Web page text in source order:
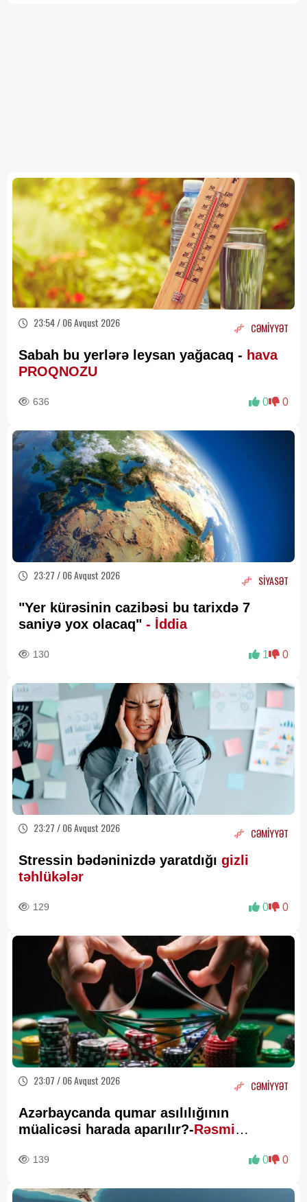
23:54 / 06 Avqust 2026 CƏMİYYƏT
Sabah bu yerlərə leysan yağacaq - hava
PROQNOZU
636 0 0
23:27 / 06 Avqust 2026 SİYASƏT
"Yer kürəsinin cazibəsi bu tarixdə 7
saniyə yox olacaq" - İddia
130 1 0
23:27 / 06 Avqust 2026 CƏMİYYƏT
Stressin bədəninizdə yaratdığı gizli
təhlükələr
129 0 0
23:07 / 06 Avqust 2026 CƏMİYYƏT
Azərbaycanda qumar asılılığının
müalicəsi harada aparılır?-Rəsmi
139 0 0